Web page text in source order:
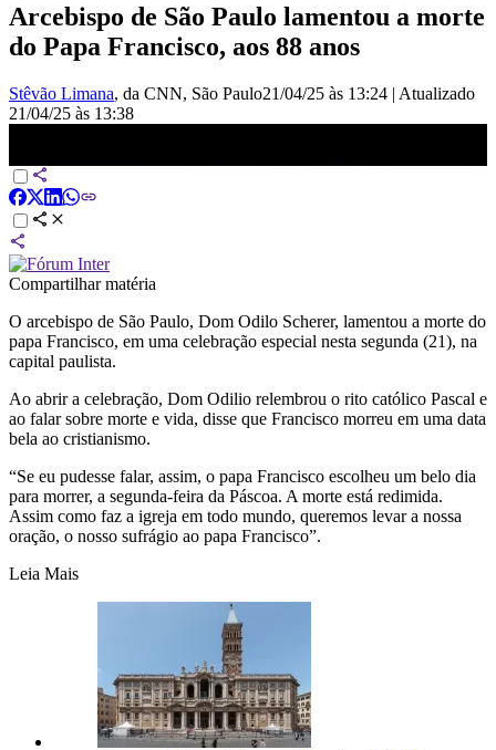
Arcebispo de São Paulo lamentou a morte
do Papa Francisco, aos 88 anos
Stêvão Limana, da CNN, São Paulo21/04/25 às 13:24 | Atualizado
21/04/25 às 13:38
Compartilhar matéria
O arcebispo de São Paulo, Dom Odilo Scherer, lamentou a morte do
papa Francisco, em uma celebração especial nesta segunda (21), na
capital paulista.
Ao abrir a celebração, Dom Odilio relembrou o rito católico Pascal e
ao falar sobre morte e vida, disse que Francisco morreu em uma data
bela ao cristianismo.
“Se eu pudesse falar, assim, o papa Francisco escolheu um belo dia
para morrer, a segunda-feira da Páscoa. A morte está redimida.
Assim como faz a igreja em todo mundo, queremos levar a nossa
oração, o nosso sufrágio ao papa Francisco”.
Leia Mais